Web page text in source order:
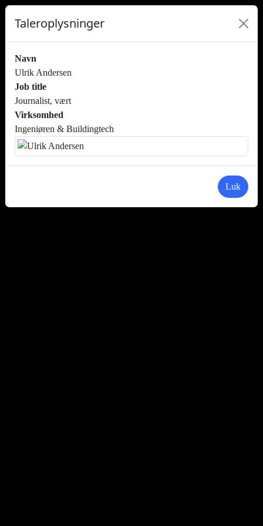
Taleroplysninger
Navn
Ulrik Andersen
Job title
Journalist, vært
Virksomhed
Ingeniøren & Buildingtech
Luk